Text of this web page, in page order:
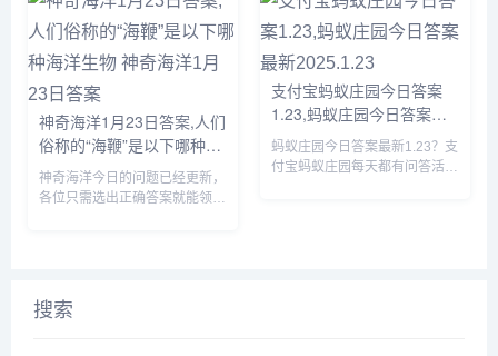
是什么，下面一起来看看吧。...
神奇海洋1月23日答案,人们
俗称的“海鞭”是以下哪种海
洋生物 神奇海洋1月23日答
案
神奇海洋今日的问题已经更新，
各位只需选出正确答案就能领取
快来看一看吧。...
支付宝蚂蚁庄园今日答案
1.23,蚂蚁庄园今日答案最
新2025.1.23
蚂蚁庄园今日答案最新1.23？支
付宝蚂蚁庄园每天都有问答活
搜索